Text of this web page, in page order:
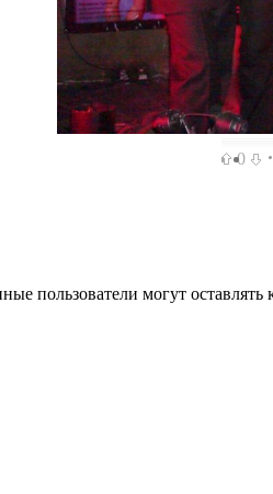
0
пользователи могут оставлять